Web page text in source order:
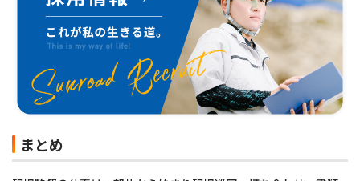
まとめ